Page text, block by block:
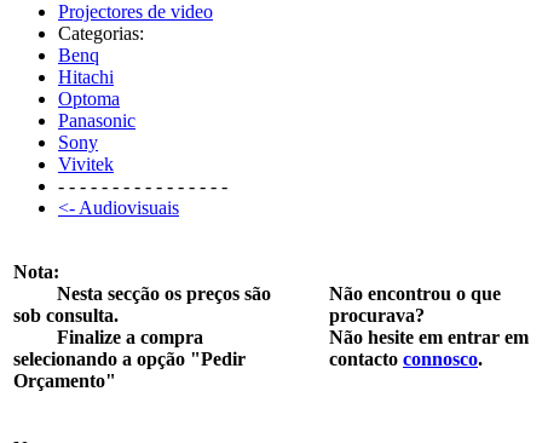
Projectores de video
Categorias:
Benq
Hitachi
Optoma
Panasonic
Sony
Vivitek
- - - - - - - - - - - - - - - -
<- Audiovisuais
Nota:
Nesta secção os preços são
sob consulta.
Finalize a compra
selecionando a opção "Pedir
Orçamento"
Não encontrou o que
procurava?
Não hesite em entrar em
contacto connosco.